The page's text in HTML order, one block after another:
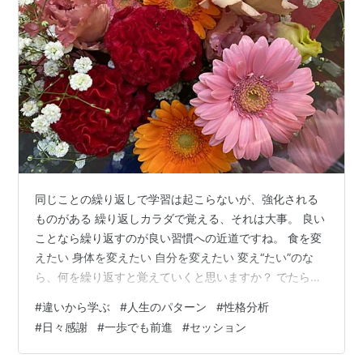
同じことの繰り返しで学習は起こらないが、強化される
ものがある 繰り返しカラダで覚える、それは大事。 良い
ことなら繰り返すのが良い習慣への近道ですね。 食を変
えたい 身体を変えたい 自分を変えたい 変え“たい”のな
ら、何を繰り返すと覚えていくと思いますか？ でたらめ
ないと、習慣づきません。 また、学ぶことは、違いから
起こるもの。 同じ本を読んでも、視点が違えば学べるこ
とが必ずあります。 違いに気づかなければ、そもそも学
#違いから学ぶ #人生のパターン #性格分析
#日々感謝 #一歩でも前進 #セッション